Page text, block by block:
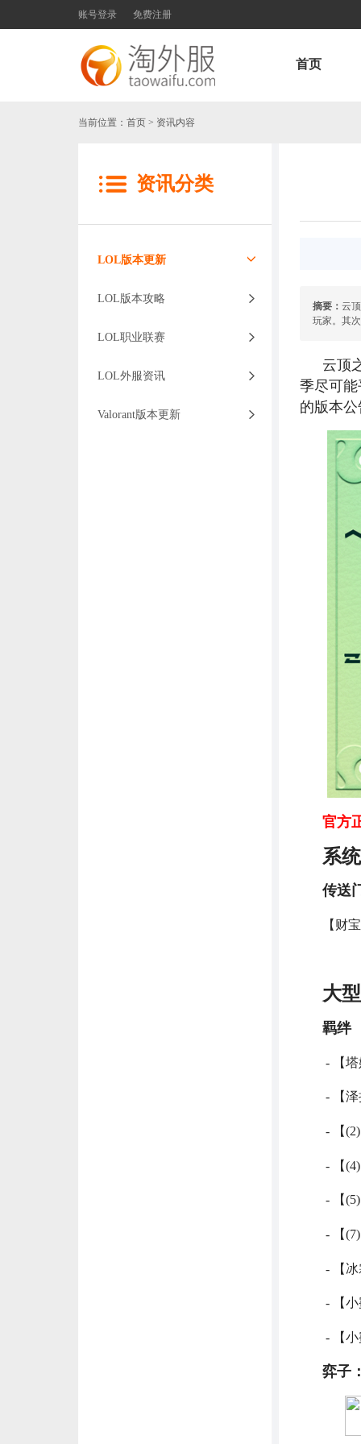
账号登录 免费注册
首页
当前位置： 首页 > 资讯内容
资讯分类
LOL版本更新
LOL版本攻略
LOL职业联赛
LOL外服资讯
Valorant版本更新
摘要： 云
玩家。其
云顶
季尽可
的版本
官方
系
传送
【财
大
羁绊
- 【塔
- 【泽
- 【
- 【
- 【
- 【
- 【冰
- 【
- 【
弈子